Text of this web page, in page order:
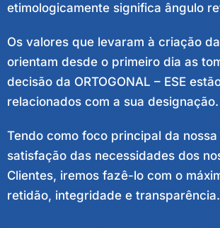
etimologicamente significa ângulo
Os valores que levaram à criação
orientam desde o primeiro dia as
decisão da ORTOGONAL – ESE
relacionados com a sua designação.
Tendo como foco principal da
satisfação das necessidades dos
Clientes, iremos fazê-lo com o
retidão, integridade e transparência.